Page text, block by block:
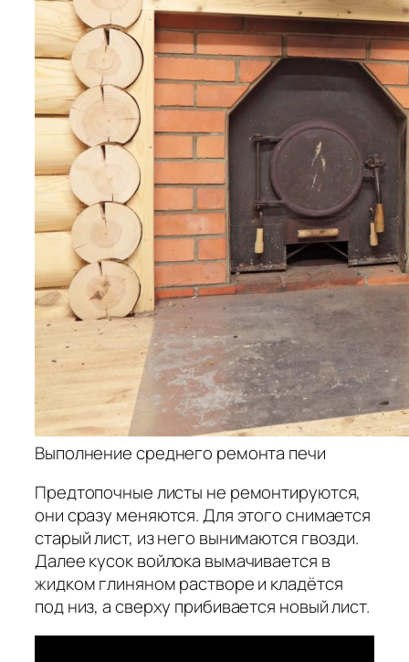
Выполнение среднего ремонта печи
Предтопочные листы не ремонтируются,
они сразу меняются. Для этого снимается
старый лист, из него вынимаются гвозди.
Далее кусок войлока вымачивается в
жидком глиняном растворе и кладётся
под низ, а сверху прибивается новый лист.